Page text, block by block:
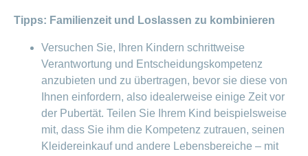
Tipps: Familienzeit und Loslassen zu kombinieren
Versuchen Sie, Ihren Kindern schrittweise
Verantwortung und Entscheidungskompetenz
anzubieten und zu übertragen, bevor sie diese von
Ihnen einfordern, also idealerweise einige Zeit vor
der Pubertät. Teilen Sie Ihrem Kind beispielsweise
mit, dass Sie ihm die Kompetenz zutrauen, seinen
Kleidereinkauf und andere Lebensbereiche – mit